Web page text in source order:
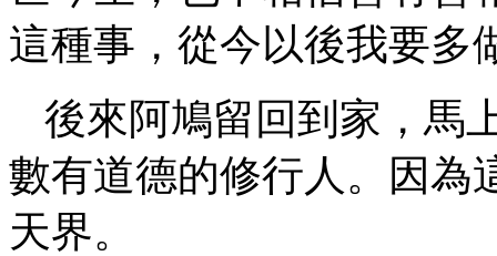
這種事，從今以後我要多
後來阿鳩留回到家，馬
數有道德的修行人。因為
天界。